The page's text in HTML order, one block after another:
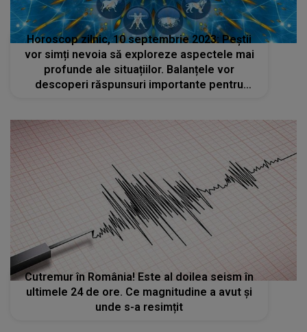
Horoscop zilnic, 10 septembrie 2023: Peștii
vor simți nevoia să exploreze aspectele mai
profunde ale situațiilor. Balanțele vor
descoperi răspunsuri importante pentru
Cutremur în România! Este al doilea seism în
ultimele 24 de ore. Ce magnitudine a avut și
unde s-a resimțit